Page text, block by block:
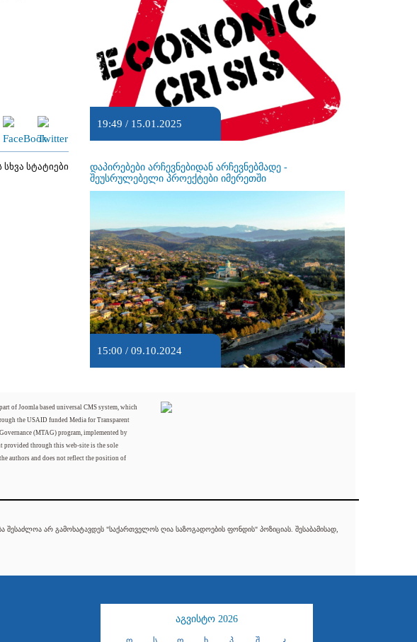
სტატიები
19:49 / 15.01.2025
დაპირებები არჩევნებიდან არჩევნებმადე -
შეუსრულებელი პროექტები იმერეთში
15:00 / 09.10.2024
of Joomla based universal CMS system, which
the USAID funded Media for Transparent
(MTAG) program, implemented by
provided through this web-site is the sole
authors and does not reflect the position of
არ გამოხატავდეს "საქართველოს ღია საზოგადოების ფონდის" პოზიციას. შესაბამისად,
აგვისტო 2026